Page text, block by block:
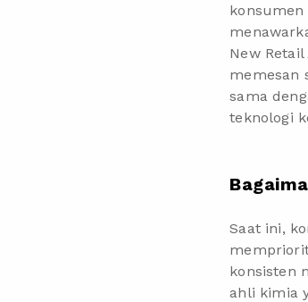
konsumen
New
memesan
sama
teknologi
Saat ini,
konsisten
ahli kimia